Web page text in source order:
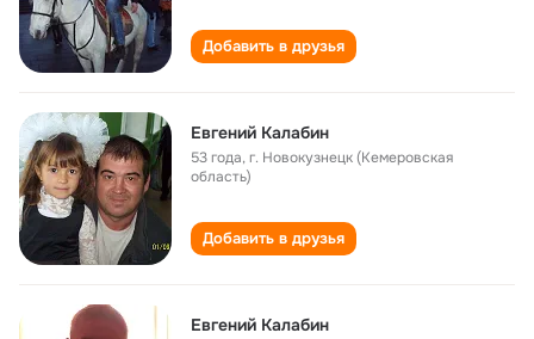
Добавить в друзья
Евгений Калабин
53 года,г. Новокузнецк (Кемеровская
область)
Добавить в друзья
Евгений Калабин